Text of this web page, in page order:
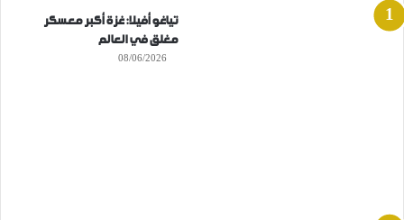
تياغو أفيلا: غزة أكبر معسكر
مغلق في العالم
08/06/2026